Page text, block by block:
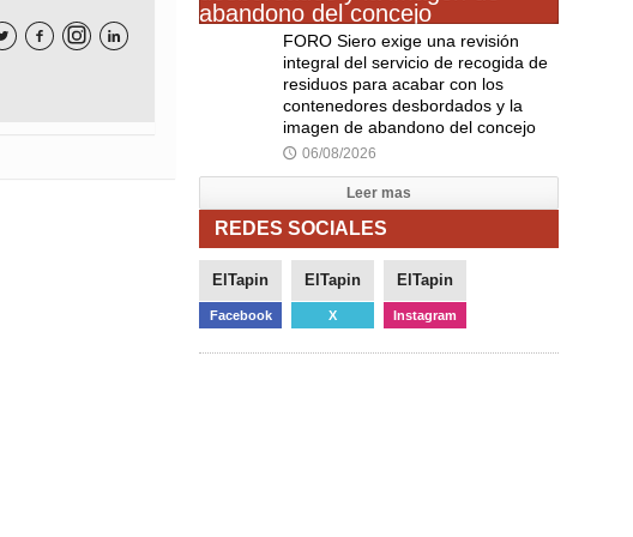
 
FORO Siero exige una revisión
integral del servicio de recogida de
residuos para acabar con los
contenedores desbordados y la
imagen de abandono del concejo
🕔 06/08/2026
Leer mas
REDES SOCIALES
ElTapin
Facebook
ElTapin
X
ElTapin
Instagram